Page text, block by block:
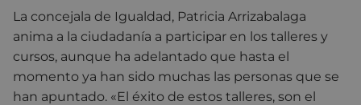
La concejala de Igualdad, Patricia Arrizabalaga
anima a la ciudadanía a participar en los talleres y
cursos, aunque ha adelantado que hasta el
momento ya han sido muchas las personas que se
han apuntado. «El éxito de estos talleres, son el